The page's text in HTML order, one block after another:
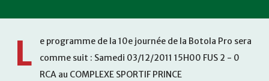
L
e programme de la 10e journée de la Botola Pro sera
comme suit : Samedi 03/12/2011 15H00 FUS 2 - 0
RCA au COMPLEXE SPORTIF PRINCE